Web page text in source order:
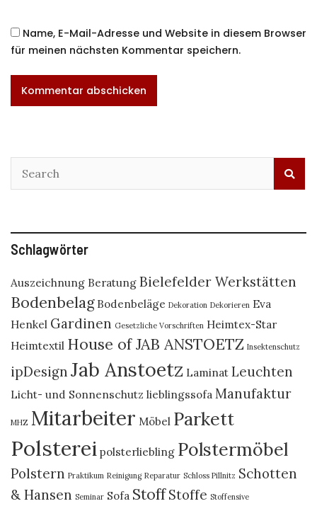
Name, E-Mail-Adresse und Website in diesem Browser
für meinen nächsten Kommentar speichern.
Schlagwörter
Auszeichnung Beratung Bielefelder Werkstätten
Bodenbelag Bodenbeläge Dekoration Dekorieren Eva
Henkel Gardinen Gesetzliche Vorschriften Heimtex-Star
Heimtextil House of JAB ANSTOETZ Insektenschutz
ipDesign Jab Anstoetz Laminat Leuchten
Licht- und Sonnenschutz lieblingssofa Manufaktur
MHZ Mitarbeiter Möbel Parkett
Polsterei polsterliebling Polstermöbel
Polstern Praktikum Reinigung Reparatur Schloss Pillnitz Schotten
& Hansen Seminar Sofa Stoff Stoffe Stoffensive